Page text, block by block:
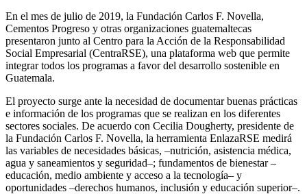
En el mes de julio de 2019, la Fundación Carlos F. Novella,
Cementos Progreso y otras organizaciones guatemaltecas
presentaron junto al Centro para la Acción de la Responsabilidad
Social Empresarial (CentraRSE), una plataforma web que permite
integrar todos los programas a favor del desarrollo sostenible en
Guatemala.
El proyecto surge ante la necesidad de documentar buenas prácticas
e información de los programas que se realizan en los diferentes
sectores sociales. De acuerdo con Cecilia Dougherty, presidente de
la Fundación Carlos F. Novella, la herramienta EnlazaRSE medirá
las variables de necesidades básicas, –nutrición, asistencia médica,
agua y saneamientos y seguridad–; fundamentos de bienestar –
educación, medio ambiente y acceso a la tecnología– y
oportunidades –derechos humanos, inclusión y educación superior–.